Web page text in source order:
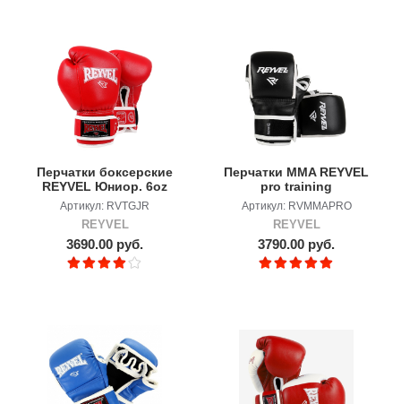
Перчатки боксерские
REYVEL Юниор. 6oz
Артикул: RVTGJR
REYVEL
3690.00 руб.
Перчатки MMA REYVEL
pro training
Артикул: RVMMAPRO
REYVEL
3790.00 руб.